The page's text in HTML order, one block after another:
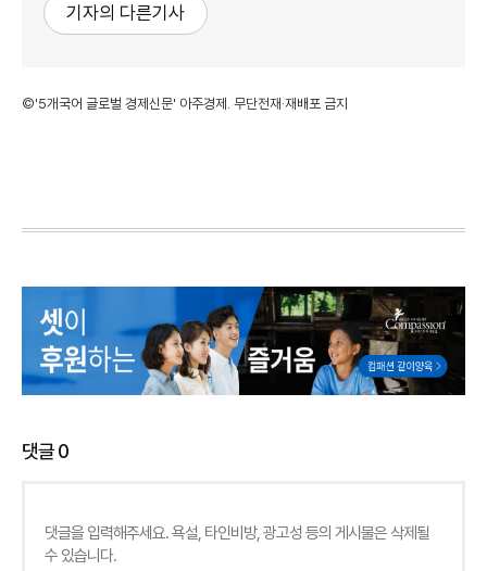
기자의 다른기사
©'5개국어 글로벌 경제신문' 아주경제. 무단전재·재배포 금지
댓글0